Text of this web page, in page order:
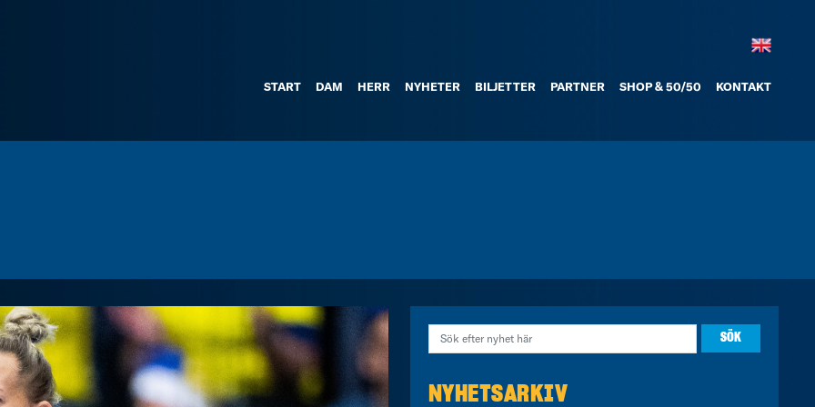
START DAM HERR NYHETER BILJETTER PARTNER SHOP & 50/50 KONTAKT
NYHETSARKIV